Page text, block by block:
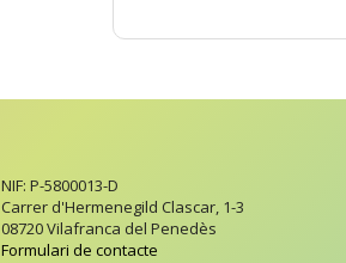
NIF: P-5800013-D
Carrer d'Hermenegild Clascar, 1-3
08720 Vilafranca del Penedès
Formulari de contacte